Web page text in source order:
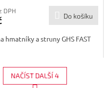
DPH
Do košíku
hmatníky a struny GHS FAST
NAČÍST DALŠÍ 4